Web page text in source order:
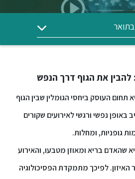
להבין את הגוף דרך הנפש
תחום העוסק ביחסי הגומלין שבין הגוף
נפשי ורגשי לאירועים שקורים
גופניות, ומחלות.
שהאדם בריא ומאוזן מטבעו, והאירוע
האיזון. לפיכך מתמקדת הפסיכולוגיה